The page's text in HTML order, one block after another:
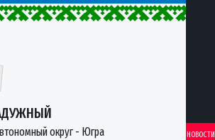
округ - Югра НОВОСТИ